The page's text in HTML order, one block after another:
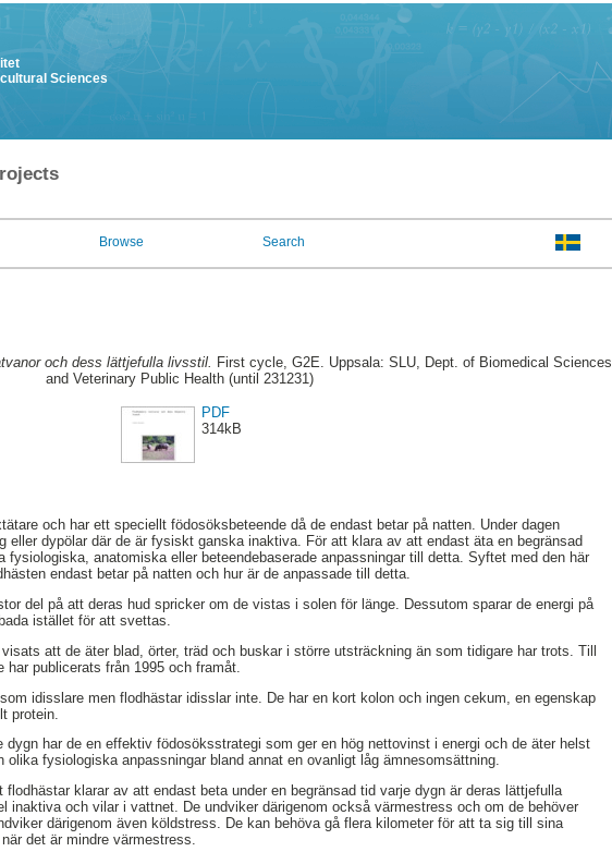
Sciences
Browse Search
och dess lättjefulla livsstil. First cycle, G2E. Uppsala: SLU, Dept. of Biomedical Sciences
and Veterinary Public Health (until 231231)
PDF
314kB
och har ett speciellt födosöksbeteende då de endast betar på natten. Under dagen
eller dypölar där de är fysiskt ganska inaktiva. För att klara av att endast äta en begränsad
fysiologiska, anatomiska eller beteendebaserade anpassningar till detta. Syftet med den här
endast betar på natten och hur är de anpassade till detta.
del på att deras hud spricker om de vistas i solen för länge. Dessutom sparar de energi på
istället för att svettas.
att de äter blad, örter, träd och buskar i större utsträckning än som tidigare har trots. Till
publicerats från 1995 och framåt.
idisslare men flodhästar idisslar inte. De har en kort kolon och ingen cekum, en egenskap
protein.
dygn har de en effektiv födosöksstrategi som ger en hög nettovinst i energi och de äter helst
olika fysiologiska anpassningar bland annat en ovanligt låg ämnesomsättning.
klarar av att endast beta under en begränsad tid varje dygn är deras lättjefulla
inaktiva och vilar i vattnet. De undviker därigenom också värmestress och om de behöver
därigenom även köldstress. De kan behöva gå flera kilometer för att ta sig till sina
det är mindre värmestress.